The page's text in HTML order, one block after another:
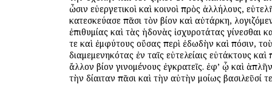
ὦσιν εὐεργετικοὶ καὶ κοινοὶ πρὸς ἀλλήλους,
κατεσκεύασε πᾶσι τὸν βίον καὶ αὐτάρκη,
ἐπιθυμίας καὶ τὰς ἡδονὰς ἰσχυροτάτας γίνεσθαι
τε καὶ ἐμφύτους οὔσας περὶ ἐδωδὴν καὶ πόσιν,
διαμεμενηκότας ἐν ταῖς εὐτελείαις εὐτάκτους καὶ
ἄλλον βίον γινομένους ἐγκρατεῖς. ἐφ’ ᾧ καὶ
τὴν δίαιταν πᾶσι καὶ τὴν αὐτὴν ὁμοίως βασιλεῦσί